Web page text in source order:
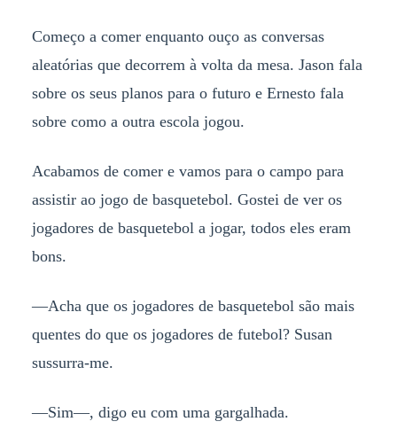
Começo a comer enquanto ouço as conversas
aleatórias que decorrem à volta da mesa. Jason fala
sobre os seus planos para o futuro e Ernesto fala
sobre como a outra escola jogou.
Acabamos de comer e vamos para o campo para
assistir ao jogo de basquetebol. Gostei de ver os
jogadores de basquetebol a jogar, todos eles eram
bons.
—Acha que os jogadores de basquetebol são mais
quentes do que os jogadores de futebol? Susan
sussurra-me.
—Sim—, digo eu com uma gargalhada.